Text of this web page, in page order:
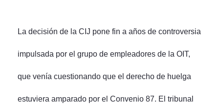
La decisión de la CIJ pone fin a años de controversia
impulsada por el grupo de empleadores de la OIT,
que venía cuestionando que el derecho de huelga
estuviera amparado por el Convenio 87. El tribunal